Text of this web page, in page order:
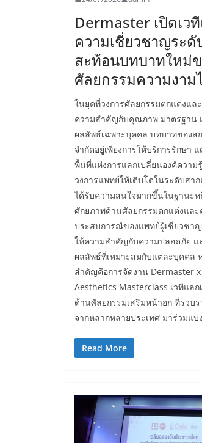
Dermaster เปิดเว
ความเชี่ยวชาญระ
สะท้อนบทบาทใหม่ข
ศัลยกรรมความงาม
ในยุคที่วงการศัลยกรรมตกแต่งแล
ความสำคัญกับคุณภาพ มาตรฐาน
ผลลัพธ์เฉพาะบุคคล บทบาทของส
จำกัดอยู่เพียงการให้บริการรักษา
พื้นที่แห่งการแลกเปลี่ยนองค์ควา
วงการแพทย์ให้เติบโตในระดับสา
ได้รับความสนใจมากขึ้นในฐานะห
ศักยภาพด้านศัลยกรรมตกแต่งและ
ประสบการณ์ของแพทย์ผู้เชี่ยวชา
ให้ความสำคัญกับความปลอดภัย แ
ผลลัพธ์ที่เหมาะสมกับแต่ละบุคคล
สำคัญคือการจัดงาน Dermaster
Aesthetics Masterclass เวทีแล
ด้านศัลยกรรมเสริมหน้าอก ที่รวบ
จากหลากหลายประเทศ มาร่วมแ
Read More